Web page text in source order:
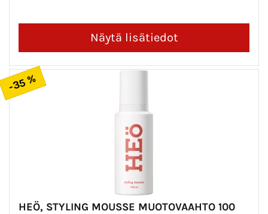
-35 %
HEÖ, STYLING MOUSSE MUOTOVAAHTO 100